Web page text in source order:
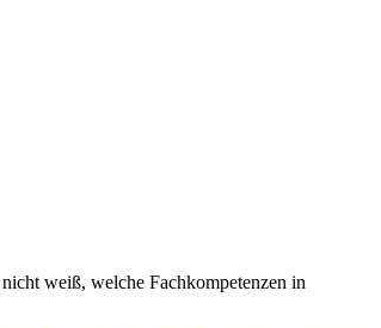
weiß, welche Fachkompetenzen in